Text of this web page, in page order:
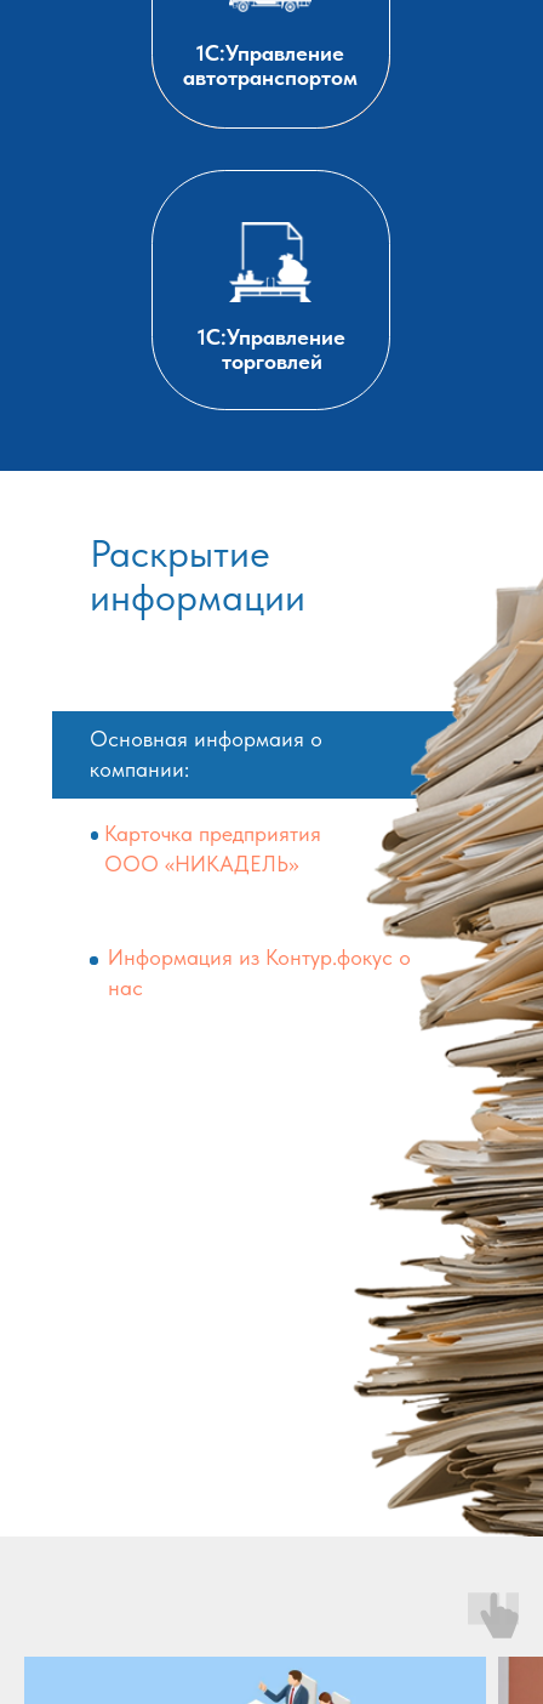
1С:Управление
автотранспортом
1С:Управление
торговлей
Раскрытие
информации
Основная информаия о
компании:
Карточка предприятия
ООО «НИКАДЕЛЬ»
Информация из Контур.фокус о
нас